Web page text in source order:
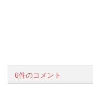
6件のコメント